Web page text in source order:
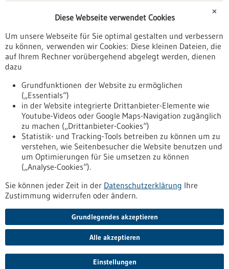
Veranstaltungen
Erscheinungsdatum
Nach oben
Informiert bleiben
Newsletter abonnieren
✕
Diese Webseite verwendet Cookies
Um unsere Webseite für Sie optimal gestalten und verbessern
zu können, verwenden wir Cookies: Diese kleinen Dateien, die
auf Ihrem Rechner vorübergehend abgelegt werden, dienen
dazu
Grundfunktionen der Website zu ermöglichen
(„Essentials“)
in der Website integrierte Drittanbieter-Elemente wie
Youtube-Videos oder Google Maps-Navigation zugänglich
zu machen („Drittanbieter-Cookies“)
Statistik- und Tracking-Tools betreiben zu können um zu
verstehen, wie Seitenbesucher die Website benutzen und
um Optimierungen für Sie umsetzen zu können
(„Analyse-Cookies“).
Sie können jeder Zeit in der Datenschutzerklärung Ihre
Zustimmung widerrufen oder ändern.
Grundlegendes akzeptieren
Alle akzeptieren
Einstellungen